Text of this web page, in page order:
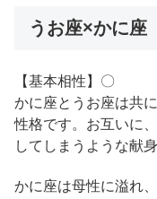
うお座×かに座
【基本相性】〇
かに座とうお座は共
性格です。お互いに
してしまうような献
かに座は母性に溢れ